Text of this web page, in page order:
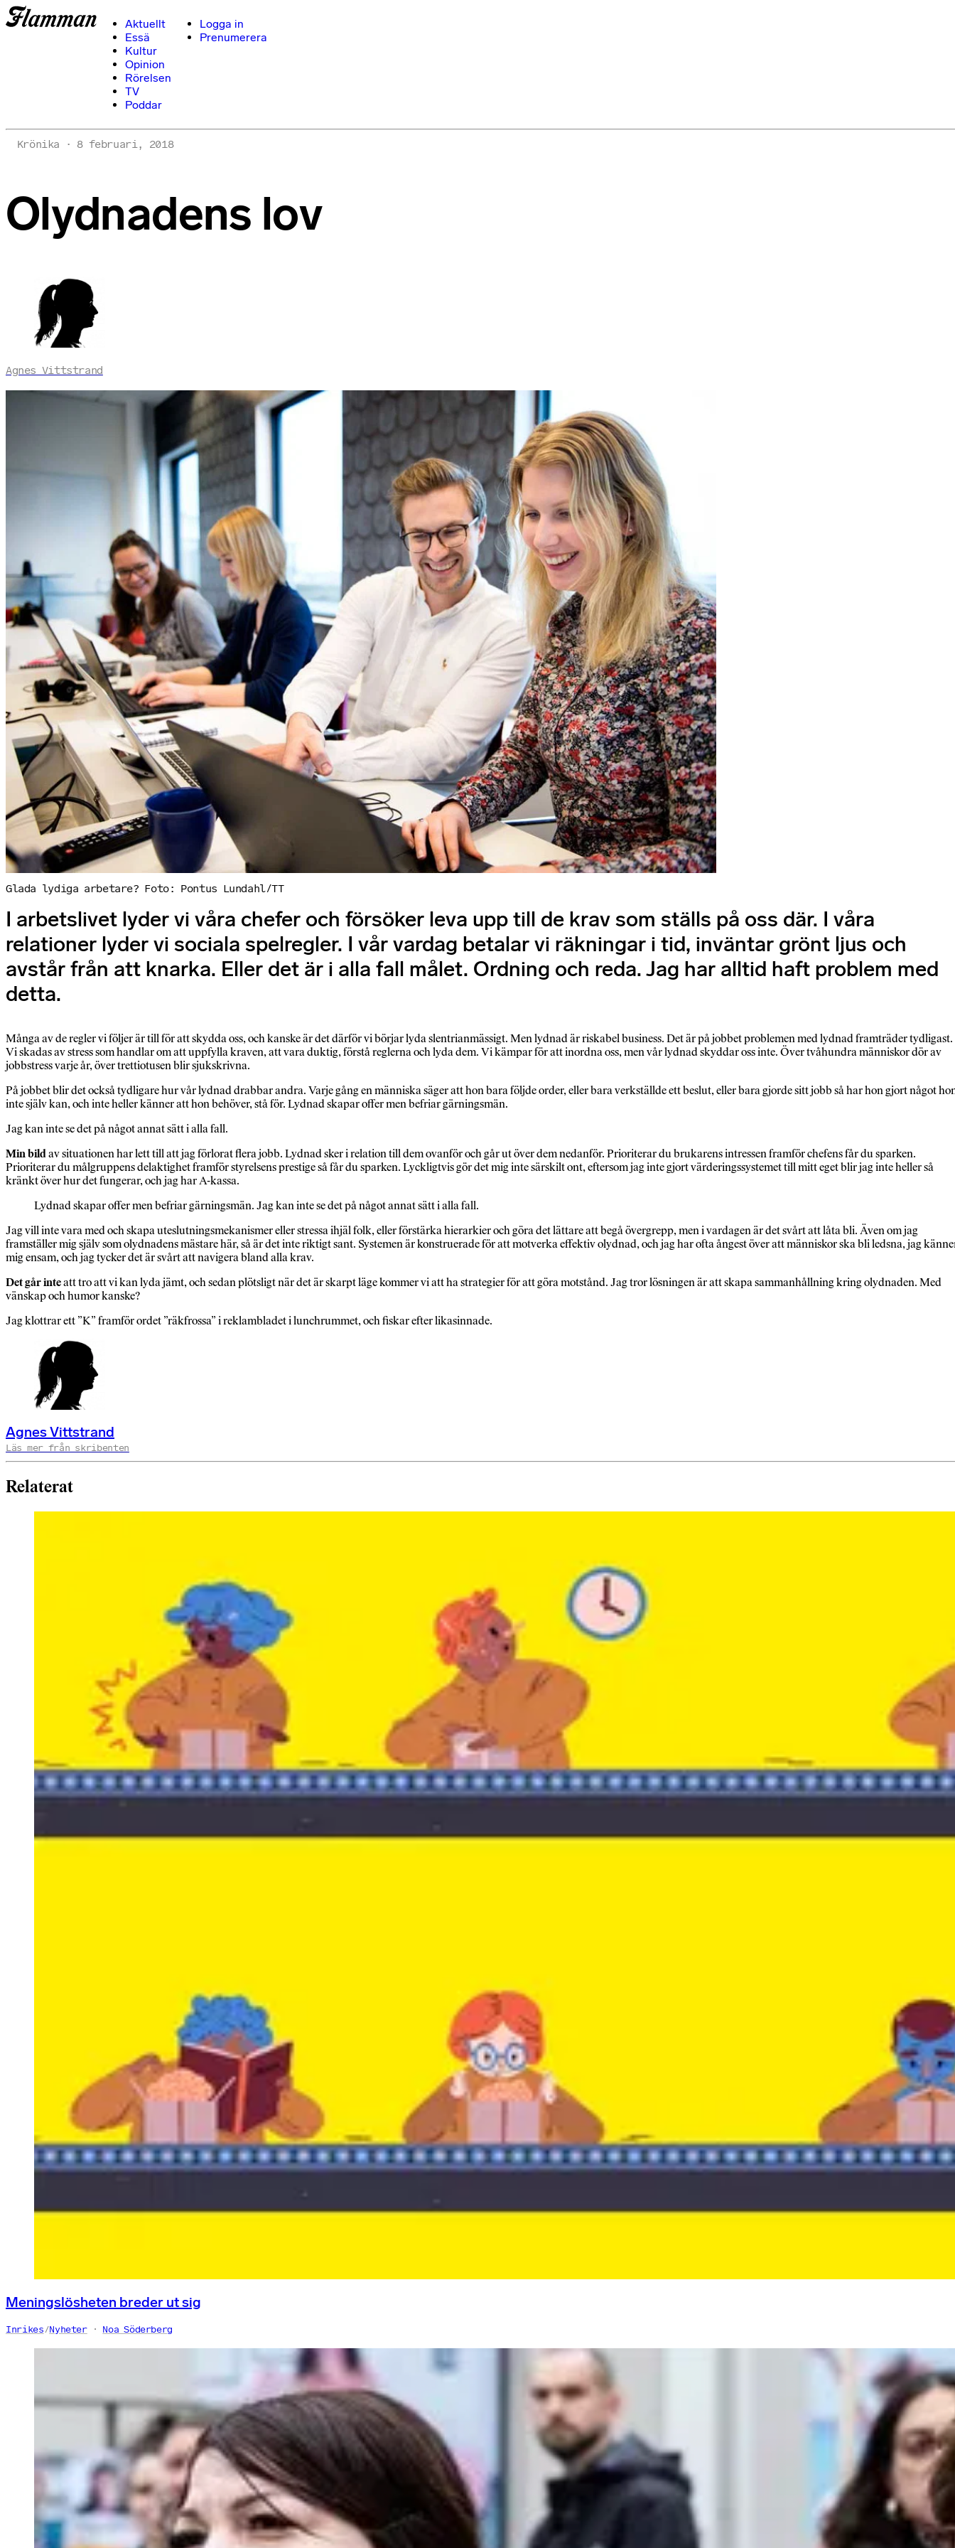
Aktuellt
Essä
Kultur
Opinion
Rörelsen
TV
Poddar
Logga in
Prenumerera
Krönika 8 februari, 2018
Olydnadens lov
Agnes Vittstrand
Glada lydiga arbetare? Foto: Pontus Lundahl/TT
I arbetslivet lyder vi våra chefer och försöker leva upp till de krav som ställs på oss där. I våra
relationer lyder vi sociala spelregler. I vår vardag betalar vi räkningar i tid, inväntar grönt ljus och
avstår från att knarka. Eller det är i alla fall målet. Ordning och reda. Jag har alltid haft problem med
detta.
Många av de regler vi följer är till för att skydda oss, och kanske är det därför vi börjar lyda slentrianmässigt. Men lydnad är riskabel business. Det är på jobbet problemen med lydnad framträder tydligast.
Vi skadas av stress som handlar om att uppfylla kraven, att vara duktig, förstå reglerna och lyda dem. Vi kämpar för att inordna oss, men vår lydnad skyddar oss inte. Över tvåhundra människor dör av
jobbstress varje år, över trettiotusen blir sjukskrivna.
På jobbet blir det också tydligare hur vår lydnad drabbar andra. Varje gång en människa säger att hon bara följde order, eller bara verkställde ett beslut, eller bara gjorde sitt jobb så har hon gjort något
inte själv kan, och inte heller känner att hon behöver, stå för. Lydnad skapar offer men befriar gärningsmän.
Jag kan inte se det på något annat sätt i alla fall.
Min bildav situationen har lett till att jag förlorat flera jobb. Lydnad sker i relation till dem ovanför och går ut över dem nedanför. Prioriterar du brukarens intressen framför chefens får du sparken.
Prioriterar du målgruppens delaktighet framför styrelsens prestige så får du sparken. Lyckligtvis gör det mig inte särskilt ont, eftersom jag inte gjort värderingssystemet till mitt eget blir jag inte heller så
kränkt över hur det fungerar, och jag har A-kassa.
Lydnad skapar offer men befriar gärningsmän. Jag kan inte se det på något annat sätt i alla fall.
Jag vill inte vara med och skapa uteslutningsmekanismer eller stressa ihjäl folk, eller förstärka hierarkier och göra det lättare att begå övergrepp, men i vardagen är det svårt att låta bli. Även om jag
framställer mig själv som olydnadens mästare här, så är det inte riktigt sant. Systemen är konstruerade för att motverka effektiv olydnad, och jag har ofta ångest över att människor ska bli ledsna, jag
mig ensam, och jag tycker det är svårt att navigera bland alla krav.
Det går inteatt tro att vi kan lyda jämt, och sedan plötsligt när det är skarpt läge kommer vi att ha strategier för att göra motstånd. Jag tror lösningen är att skapa sammanhållning kring olydnaden. Med
vänskap och humor kanske?
Jag klottrar ett ”K” framför ordet ”räkfrossa” i reklambladet i lunchrummet, och fiskar efter likasinnade.
Agnes Vittstrand
Läs mer från skribenten
Relaterat
Meningslösheten breder ut sig
Inrikes/Nyheter Noa Söderberg